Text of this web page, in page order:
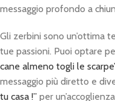
messaggio profondo a
Gli zerbini sono un’ottima
tue passioni. Puoi optare
cane almeno togli le
messaggio più diretto e
tu casa !” per